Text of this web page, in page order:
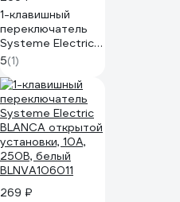
1-клавишный
переключатель
Systeme Electric
BLANCA открытой
установки, 10А,
250B, молочный
BLNVA106012
5(1)
269 ₽